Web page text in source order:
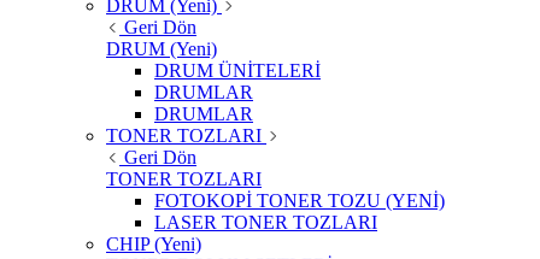
DRUM (Yeni)
Geri Dön
DRUM (Yeni)
DRUM ÜNİTELERİ
DRUMLAR
DRUMLAR
TONER TOZLARI
Geri Dön
TONER TOZLARI
FOTOKOPİ TONER TOZU (YENİ)
LASER TONER TOZLARI
CHIP (Yeni)